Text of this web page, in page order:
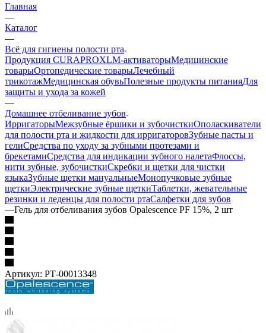
Главная
—
Каталог
—
Всё для гигиены полости рта
Продукция CURAPROXLM-активаторыМедицинские
товарыОртопедические товарыЛечебный
трикотажМедицинская обувьПолезные продукты питанияДля
защиты и ухода за кожей
—
Домашнее отбеливание зубов
ИрригаторыМежзубные ёршики и зубочисткиОполаскиватели
для полости рта и жидкости для ирригаторовЗубные пасты и
гелиСредства по уходу за зубными протезами и
брекетамиСредства для индикации зубного налетаФлоссы,
нити зубные, зубочисткиСкребки и щетки для чистки
языкаЗубные щетки мануальныеМонопучковые зубные
щеткиЭлектрические зубные щеткиТаблетки, жевательные
резинки и леденцы для полости ртаСалфетки для зубов
—Гель для отбеливания зубов Opalescence PF 15%, 2 шт
Артикул: РТ-00013348